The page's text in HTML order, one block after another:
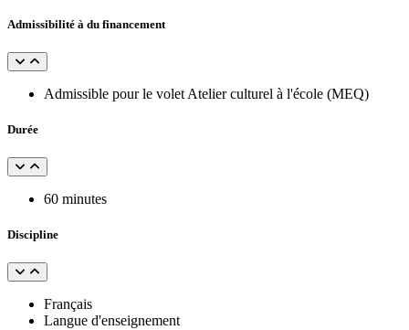
Admissibilité à du financement
Admissible pour le volet Atelier culturel à l'école (MEQ)
Durée
60 minutes
Discipline
Français
Langue d'enseignement